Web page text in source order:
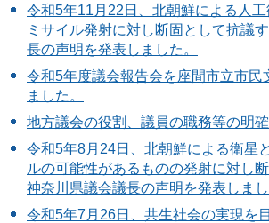
令和5年11月22日、北朝鮮による人
ミサイル発射に対し断固として抗議
長の声明を発表しました。
令和5年度議会報告会を座間市立市民
ました。
地方議会の役割、議員の職務等の明
令和5年8月24日、北朝鮮による衛星
ルの可能性があるものの発射に対し
神奈川県議会議長の声明を発表しまし
令和5年7月26日、共生社会の実現を